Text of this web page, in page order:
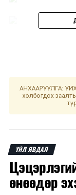
Эрээн хотод
анхааралд...
ӨМНӨХ МЭДЭЭ
Астана-
эхэллээ
АНХААРУУЛГА:
холбогдох
ҮЙЛ ЯВДАЛ
өнөөдөр